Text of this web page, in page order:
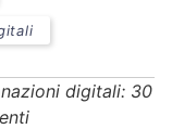
digitali: 30